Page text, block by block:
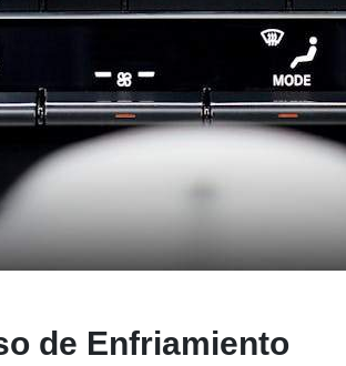
de Enfriamiento